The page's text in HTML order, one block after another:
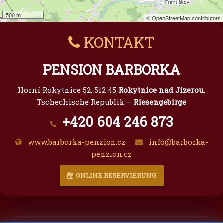
500 m © OpenStreetMap contributors
KONTAKT
PENSION BARBORKA
Horní Rokytnice 52, 512 45 Rokytnice nad Jizerou,
Tschechische Republik – Riesengebirge
+420 604 246 873
www.barborka-penzion.cz
info@barborka-
penzion.cz
ONLINE RESERVIERUNG